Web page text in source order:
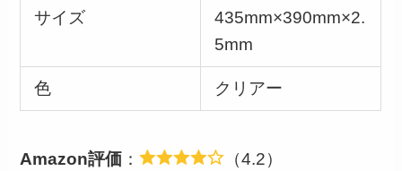
サイズ
435mm×390mm×2.
5mm
色 クリアー
Amazon評価 ： （4.2）